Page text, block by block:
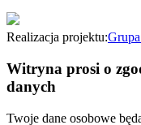
Realizacja projektu:
Witryna prosi o
danych
Twoje dane osobowe